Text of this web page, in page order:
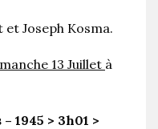
Joseph Kosma.
13 Juillet à
1945 > 3h01 >